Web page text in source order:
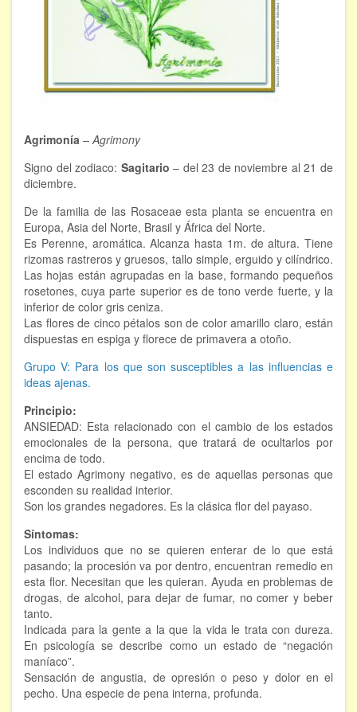
Viaje Astral, Evolución de la conciencia
PRÁCTICO
NOTICIAS Y ENTREVISTAS
TERAPIAS
Aura y energías. Limpieza
Sincroinducción. Entrenamiento mental
Hipnosis clínica
Hipnosis proyectiva
Hipnosis regresiva
Bioenergía. Sanación energética
Relajación y autoprotección
DESCARGAS
Agrimonía – Agrimony
Signo del zodiaco: Sagitario – del 23 de noviembre al 21 de
diciembre.
De la familia de las Rosaceae esta planta se encuentra en
Europa, Asia del Norte, Brasil y África del Norte.
Es Perenne, aromática. Alcanza hasta 1m. de altura. Tiene
rizomas rastreros y gruesos, tallo simple, erguido y cilíndrico.
Las hojas están agrupadas en la base, formando pequeños
rosetones, cuya parte superior es de tono verde fuerte, y la
inferior de color gris ceniza.
Las flores de cinco pétalos son de color amarillo claro, están
dispuestas en espiga y florece de primavera a otoño.
Grupo V: Para los que son susceptibles a las influencias e
ideas ajenas.
Principio:
ANSIEDAD: Esta relacionado con el cambio de los estados
emocionales de la persona, que tratará de ocultarlos por
encima de todo.
El estado Agrimony negativo, es de aquellas personas que
esconden su realidad interior.
Son los grandes negadores. Es la clásica flor del payaso.
Síntomas:
Los individuos que no se quieren enterar de lo que está
pasando; la procesión va por dentro, encuentran remedio en
esta flor. Necesitan que les quieran. Ayuda en problemas de
drogas, de alcohol, para dejar de fumar, no comer y beber
tanto.
Indicada para la gente a la que la vida le trata con dureza.
En psicología se describe como un estado de “negación
maníaco”.
Sensación de angustia, de opresión o peso y dolor en el
pecho. Una especie de pena interna, profunda.